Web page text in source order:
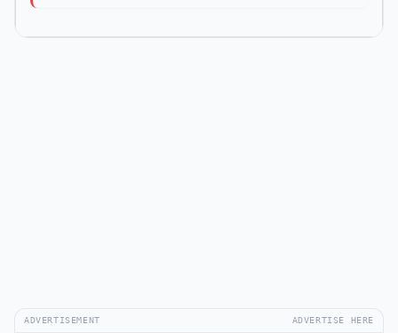
ADVERTISEMENT ADVERTISE HERE